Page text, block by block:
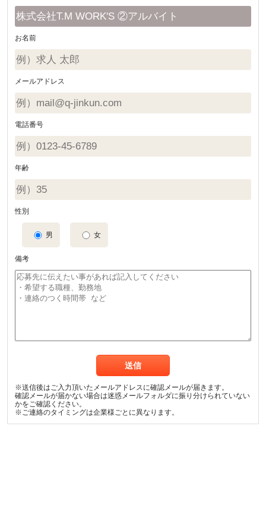
お名前
メールアドレス
電話番号
年齢
性別
男 女
備考
※送信後はご入力頂いたメールアドレスに確認メールが届きます。
確認メールが届かない場合は迷惑メールフォルダに振り分けられていない
かをご確認ください。
※ご連絡のタイミングは企業様ごとに異なります。